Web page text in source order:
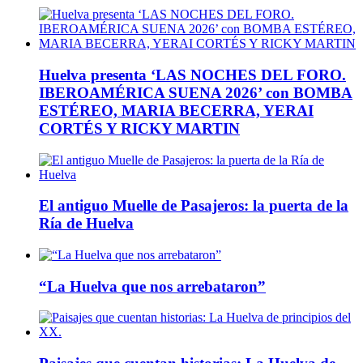
Huelva presenta ‘LAS NOCHES DEL FORO.
IBEROAMÉRICA SUENA 2026’ con BOMBA
ESTÉREO, MARIA BECERRA, YERAI
CORTÉS Y RICKY MARTIN
El antiguo Muelle de Pasajeros: la puerta de la
Ría de Huelva
“La Huelva que nos arrebataron”